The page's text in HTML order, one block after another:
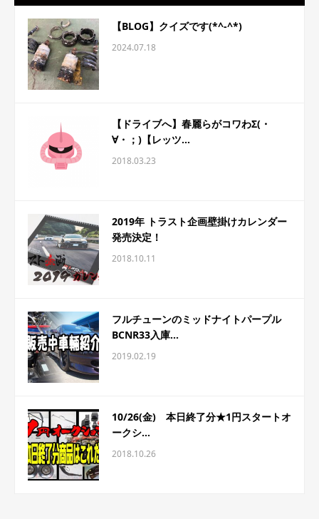
【BLOG】クイズです(*^-^*)
2024.07.18
【ドライブへ】春麗らがコワわΣ(・
∀・；)【レッツ...
2018.03.23
2019年 トラスト企画壁掛けカレンダー
発売決定！
2018.10.11
フルチューンのミッドナイトパープル
BCNR33入庫...
2019.02.19
10/26(金) 本日終了分★1円スタートオ
ークシ...
2018.10.26